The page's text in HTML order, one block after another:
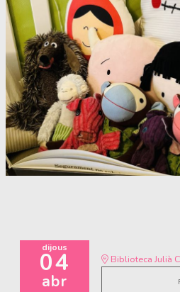
dijous
04
abr
Biblioteca Julià